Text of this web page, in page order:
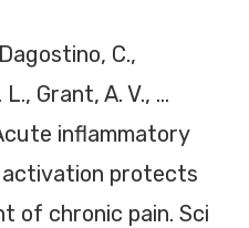
C.,
Grant, A. V., …
inflammatory
activation protects
of chronic pain. Sci